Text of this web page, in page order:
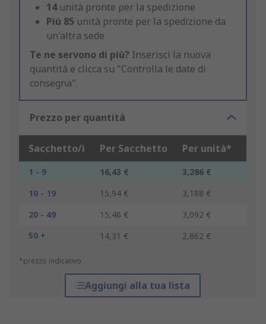
14 unità pronte per la spedizione
Più 85 unità pronte per la spedizione da
un'altra sede
Te ne servono di più? Inserisci la nuova
quantità e clicca su "Controlla le date di
consegna".
Prezzo per quantità
Sacchetto/i Per Sacchetto Per unità*
1 - 9 16,43 €
3,286 €
10 - 19
15,94 €
3,188 €
20 - 49
15,46 €
3,092 €
50 +
14,31 € 2,862 €
*prezzo indicativo
Aggiungi alla tua lista